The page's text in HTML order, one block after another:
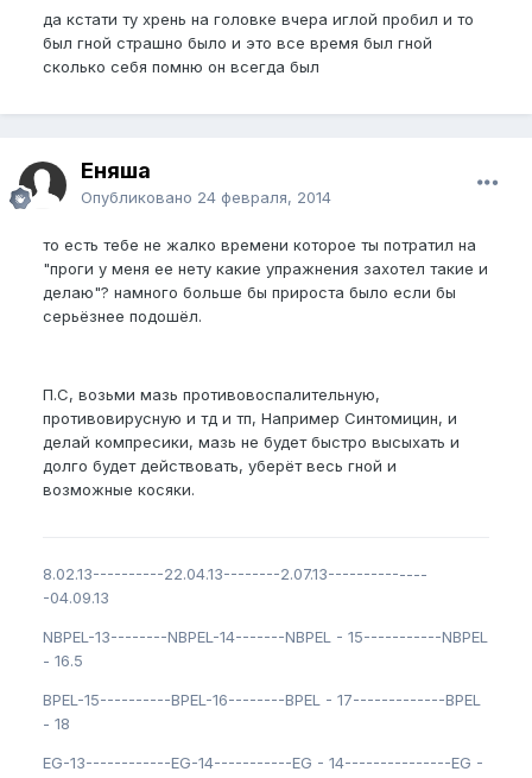
да кстати ту хрень на головке вчера иглой пробил и то
был гной страшно было и это все время был гной
сколько себя помню он всегда был
Еняша
Опубликовано 24 февраля, 2014
то есть тебе не жалко времени которое ты потратил на
"проги у меня ее нету какие упражнения захотел такие и
делаю"? намного больше бы прироста было если бы
серьёзнее подошёл.
П.С, возьми мазь противовоспалительную,
противовирусную и тд и тп, Например Синтомицин, и
делай компресики, мазь не будет быстро высыхать и
долго будет действовать, уберёт весь гной и
возможные косяки.
8.02.13----------22.04.13--------2.07.13--------------
-04.09.13
NBPEL-13--------NBPEL-14-------NBPEL - 15-----------NBPEL
- 16.5
BPEL-15----------BPEL-16--------BPEL - 17-------------BPEL
- 18
EG-13------------EG-14-----------EG - 14---------------EG -